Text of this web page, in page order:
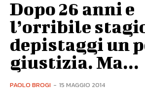
Dopo 26 anni e
l’orribile
depistaggi un
giustizia. Ma...
PAOLO BROGI - 15 MAGGIO 2014